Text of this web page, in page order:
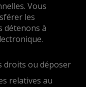
Vous
les
détenons à
droits ou déposer
relatives au